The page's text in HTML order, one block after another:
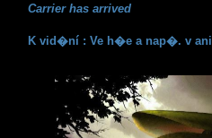
Carrier has arrived
K vid�ní : Ve h�e a nap�. v